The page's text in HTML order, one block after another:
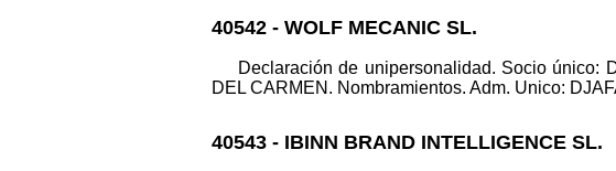
40542 - WOLF MECANIC SL.
Declaración de unipersonalidad. Socio único:
DEL CARMEN. Nombramientos. Adm. Unico:
40543 - IBINN BRAND INTELLIGENCE SL.